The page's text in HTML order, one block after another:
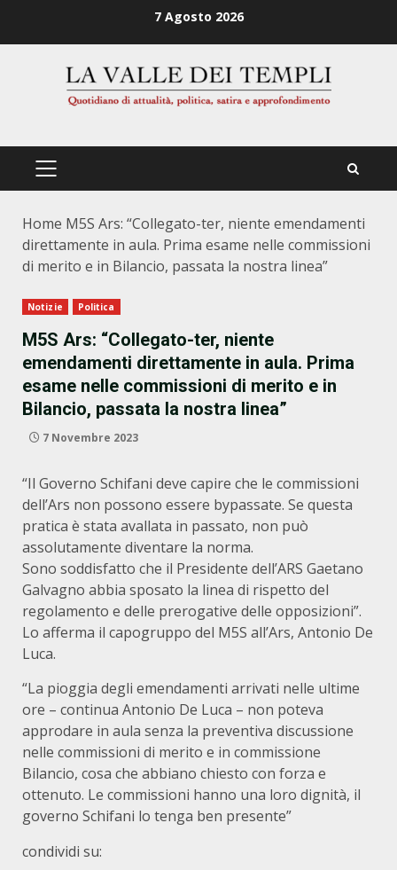
7 Agosto 2026
PRIMÄRES
Home M5S Ars: “Collegato-ter, niente emendamenti
direttamente in aula. Prima esame nelle commissioni
di merito e in Bilancio, passata la nostra linea”
Notizie Politica
M5S Ars: “Collegato-ter, niente
emendamenti direttamente in aula. Prima
esame nelle commissioni di merito e in
Bilancio, passata la nostra linea”
7 Novembre 2023
“Il Governo Schifani deve capire che le commissioni
dell’Ars non possono essere bypassate. Se questa
pratica è stata avallata in passato, non può
assolutamente diventare la norma.
Sono soddisfatto che il Presidente dell’ARS Gaetano
Galvagno abbia sposato la linea di rispetto del
regolamento e delle prerogative delle opposizioni”.
Lo afferma il capogruppo del M5S all’Ars, Antonio De
Luca.
“La pioggia degli emendamenti arrivati nelle ultime
ore – continua Antonio De Luca – non poteva
approdare in aula senza la preventiva discussione
nelle commissioni di merito e in commissione
Bilancio, cosa che abbiano chiesto con forza e
ottenuto. Le commissioni hanno una loro dignità, il
governo Schifani lo tenga ben presente”
condividi su: